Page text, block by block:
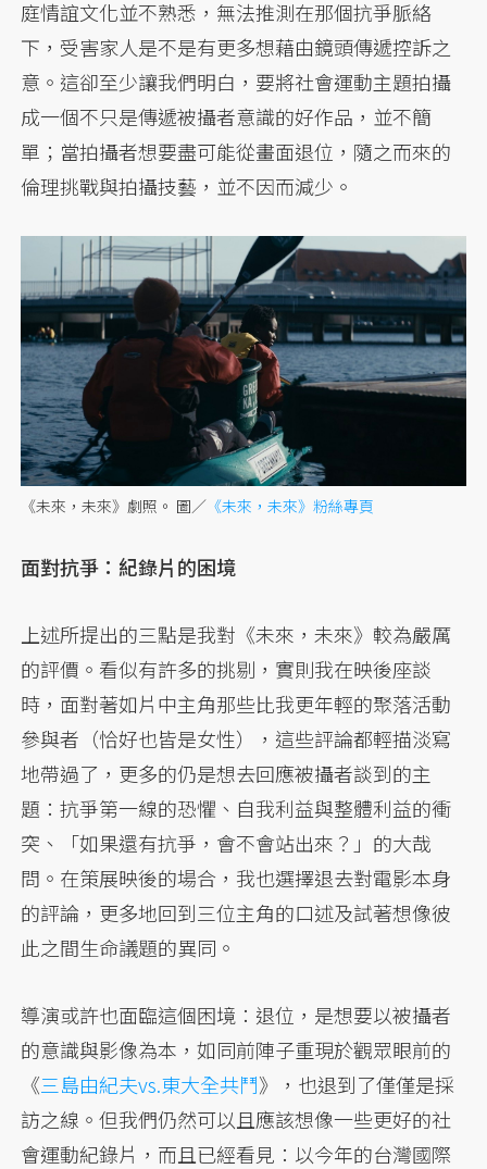
庭情誼文化並不熟悉，無法推測在那個抗爭脈絡
下，受害家人是不是有更多想藉由鏡頭傳遞控訴之
意。這卻至少讓我們明白，要將社會運動主題拍攝
成一個不只是傳遞被攝者意識的好作品，並不簡
單；當拍攝者想要盡可能從畫面退位，隨之而來的
倫理挑戰與拍攝技藝，並不因而減少。
《未來，未來》劇照。 圖／ 《未來，未來》粉絲專頁
面對抗爭：紀錄片的困境
上述所提出的三點是我對《未來，未來》較為嚴厲
的評價。看似有許多的挑剔，實則我在映後座談
時，面對著如片中主角那些比我更年輕的聚落活動
參與者（恰好也皆是女性），這些評論都輕描淡寫
地帶過了，更多的仍是想去回應被攝者談到的主
題：抗爭第一線的恐懼、自我利益與整體利益的衝
突、「如果還有抗爭，會不會站出來？」的大哉
問。在策展映後的場合，我也選擇退去對電影本身
的評論，更多地回到三位主角的口述及試著想像彼
此之間生命議題的異同。
導演或許也面臨這個困境：退位，是想要以被攝者
的意識與影像為本，如同前陣子重現於觀眾眼前的
《三島由紀夫vs.東大全共鬥》，也退到了僅僅是採
訪之線。但我們仍然可以且應該想像一些更好的社
會運動紀錄片，而且已經看見：以今年的台灣國際